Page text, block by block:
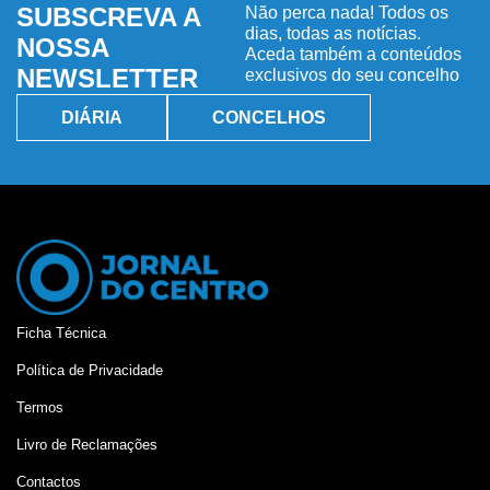
SUBSCREVA A
NOSSA
NEWSLETTER
Não perca nada! Todos os
dias, todas as notícias.
Aceda também a conteúdos
exclusivos do seu concelho
DIÁRIA CONCELHOS
Ficha Técnica
Política de Privacidade
Termos
Livro de Reclamações
Contactos